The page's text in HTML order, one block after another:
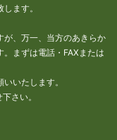
ます。
が、万一、当方のあきらか
まずは電話・FAXまたは
いたします。
さい。